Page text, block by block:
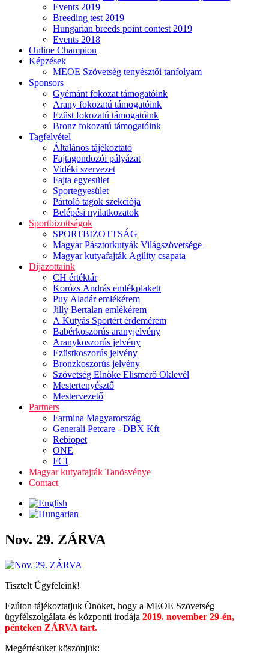
Events 2019
Breeding test 2019
Hungarian breeds point contest 2019
Events 2018
Online Champion
Képzések
MEOE Szövetség tenyésztői tanfolyam
Sponsors
Gyémánt fokozat támogatóink
Arany fokozatú támogatóink
Ezüst fokozatú támogatóink
Bronz fokozatú támogatóink
Tagfelvétel
Általános tájékoztató
Fajtagondozói pályázat
Vidéki szervezet
Fajta egyesület
Sportegyesület
Pártoló tagok szekciója
Belépési nyilatkozatok
Sportbizottságok
SPORTBIZOTTSÁG
Magyar Pásztorkutyák Világszövetsége
Magyar kutyafajták Agility csapata
Díjazottaink
CH értéktár
Korózs András emlékplakett
Puy Aladár emlékérem
Jilly Bertalan emlékérem
A Kutyás Sportért érdemérem
Babérkoszorús aranyjelvény
Aranykoszorús jelvény
Ezüstkoszorús jelvény
Bronzkoszorús jelvény
Szövetség Elnöke Elismerő Oklevél
Mestertenyésztő
Mestervezető
Partners
Farmina Magyarország
Generali Petcare - DBX Kft
Rebiopet
ONE
FCI
Magyar kutyafajták Tanösvénye
Contact
Nov. 29. ZÁRVA
Tisztelt Ügyfeleink!
Ezúton tájékoztatjuk Önöket, hogy a MEOE Szövetség
ügyfélszolgálata és központi irodája 2019. november 29-én,
pénteken ZÁRVA tart.
Megértésüket köszönjük: